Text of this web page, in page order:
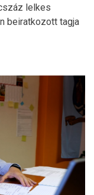
lelkes
beiratkozott tagja